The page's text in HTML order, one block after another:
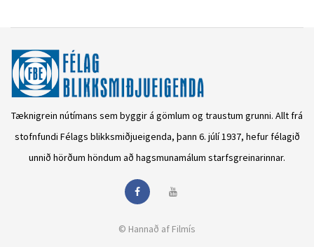
Tæknigrein nútímans sem byggir á gömlum og traustum grunni. Allt frá
stofnfundi Félags blikksmiðjueigenda, þann 6. júlí 1937, hefur félagið
unnið hörðum höndum að hagsmunamálum starfsgreinarinnar.
© Hannað af Filmís